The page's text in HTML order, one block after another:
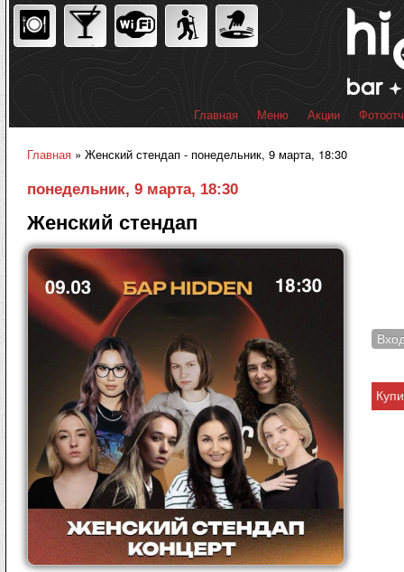
Главное меню
Главная Меню Акции
Главная » Женский стендап - понедельник, 9 марта, 18:30
понедельник, 9 марта, 18:30
Женский стендап